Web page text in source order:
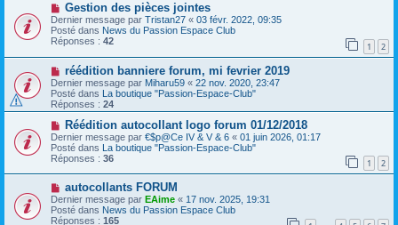
Gestion des pièces jointes
Dernier message par Tristan27 « 03 févr. 2022, 09:35
Posté dans News du Passion Espace Club
Réponses : 42 1 2
réédition banniere forum, mi fevrier 2019
Dernier message par Miharu59 « 22 nov. 2020, 23:47
Posté dans La boutique "Passion-Espace-Club"
Réponses : 24
Réédition autocollant logo forum 01/12/2018
Dernier message par €$p@Ce IV & V & 6 « 01 juin 2026, 01:17
Posté dans La boutique "Passion-Espace-Club"
Réponses : 36 1 2
autocollants FORUM
Dernier message par EAime « 17 nov. 2025, 19:31
Posté dans News du Passion Espace Club
Réponses : 165